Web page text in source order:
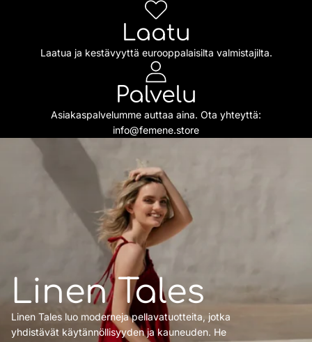
Laatu
Laatua ja kestävyyttä eurooppalaisilta valmistajilta.
Palvelu
Asiakaspalvelumme auttaa aina. Ota yhteyttä:
info@femene.store
Linen Tales
Linen Tales luo moderneja pellavatuotteita, jotka
yhdistävät käytännöllisyyden ja kauneuden. He